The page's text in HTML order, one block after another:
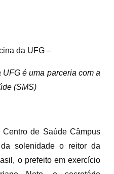
da UFG –
é uma parceria com a
(SMS)
de Saúde Câmpus
da solenidade o reitor da
o prefeito em exercício